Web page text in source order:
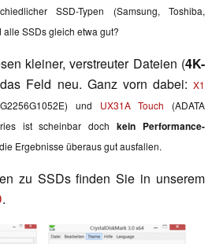
SSD-Typen (Samsung, Toshiba,
SSDs gleich etwa gut?
kleiner, verstreuter Dateien (4K-
Feld neu. Ganz vorn dabei: X1
und UX31A Touch (ADATA
ist scheinbar dochkein Performance-
Ergebnisse überaus gut ausfallen.
zu SSDs finden Sie in unserem
.